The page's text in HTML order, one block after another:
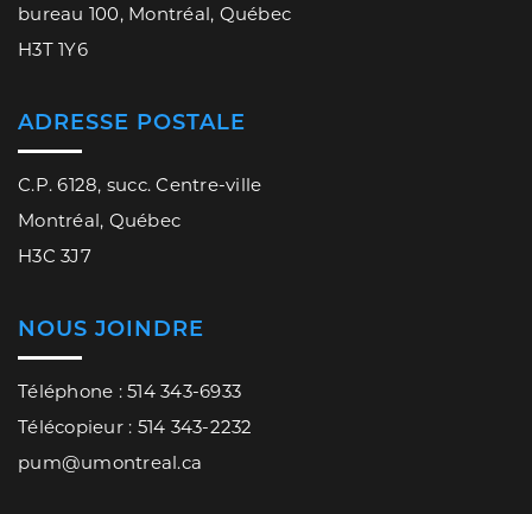
bureau 100, Montréal, Québec
H3T 1Y6
ADRESSE POSTALE
C.P. 6128, succ. Centre-ville
Montréal, Québec
H3C 3J7
NOUS JOINDRE
Téléphone : 514 343-6933
Télécopieur : 514 343-2232
pum@umontreal.ca